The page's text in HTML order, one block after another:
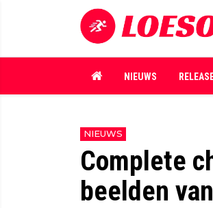
NIEUWS
NIEUWS
Complete
beelden